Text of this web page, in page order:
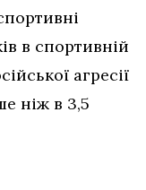
в спортивній
агресії
ніж в 3,5